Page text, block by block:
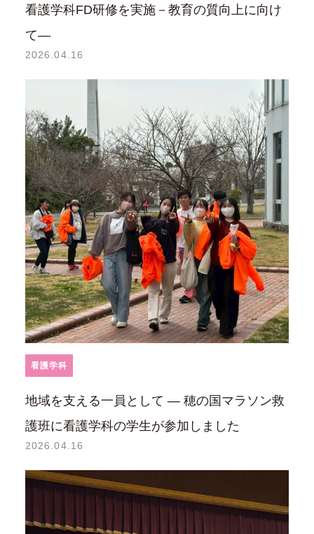
看護学科FD研修を実施－教育の質向上に向け
て―
2026.04.16
看護学科
地域を支える一員として ― 穂の国マラソン救
護班に看護学科の学生が参加しました
2026.04.16